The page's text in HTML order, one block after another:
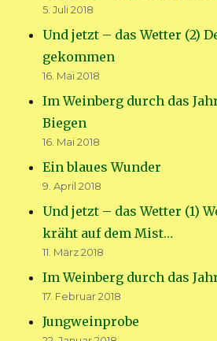
5. Juli 2018
Und jetzt – das Wetter (2)
gekommen
16. Mai 2018
Im Weinberg durch das
Biegen
16. Mai 2018
Ein blaues Wunder
9. April 2018
Und jetzt – das Wetter (1)
kräht auf dem Mist…
11. März 2018
Im Weinberg durch das
17. Februar 2018
Jungweinprobe